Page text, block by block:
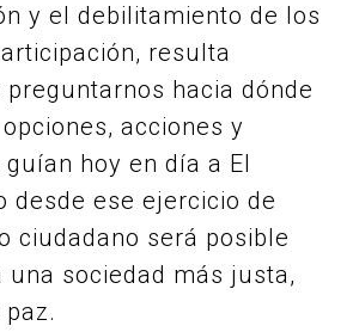
y el debilitamiento de los
resulta
hacia dónde
acciones y
hoy en día a El
desde ese ejercicio de
ciudadano será posible
una sociedad más justa,